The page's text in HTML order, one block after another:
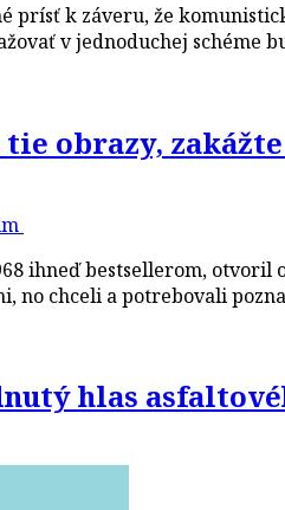
k záveru, že
v jednoduchej schéme
tie obrazy,
ihneď bestsellerom,
no chceli a potrebovali
hlas